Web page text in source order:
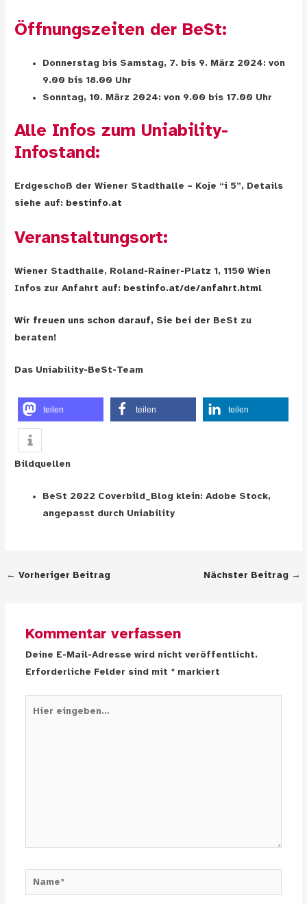
Öffnungszeiten der BeSt:
Donnerstag bis Samstag, 7. bis 9. März 2024: von
9.00 bis 18.00 Uhr
Sonntag, 10. März 2024: von 9.00 bis 17.00 Uhr
Alle Infos zum Uniability-
Infostand:
Erdgeschoß der Wiener Stadthalle – Koje “i 5”, Details
siehe auf: bestinfo.at
Veranstaltungsort:
Wiener Stadthalle, Roland-Rainer-Platz 1, 1150 Wien
Infos zur Anfahrt auf: bestinfo.at/de/anfahrt.html
Wir freuen uns schon darauf, Sie bei der BeSt zu
beraten!
Das Uniability-BeSt-Team
teilen teilen teilen
Bildquellen
BeSt 2022 Coverbild_Blog klein: Adobe Stock,
angepasst durch Uniability
Post
← Vorheriger Beitrag Nächster Beitrag →
Kommentar verfassen
Deine E-Mail-Adresse wird nicht veröffentlicht.
Erforderliche Felder sind mit *markiert